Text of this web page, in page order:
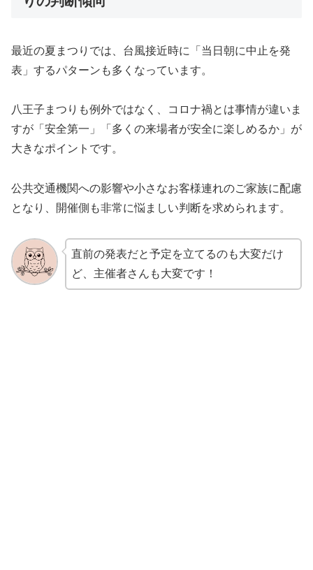
最近の夏まつりでは、台風接近時に「当日朝に中止を発
表」するパターンも多くなっています。
八王子まつりも例外ではなく、コロナ禍とは事情が違いま
すが「安全第一」「多くの来場者が安全に楽しめるか」が
大きなポイントです。
公共交通機関への影響や小さなお客様連れのご家族に配慮
となり、開催側も非常に悩ましい判断を求められます。
直前の発表だと予定を立てるのも大変だけ
ど、主催者さんも大変です！